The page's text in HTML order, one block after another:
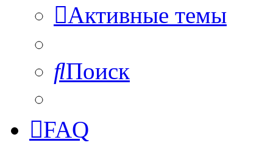
Активные темы
Поиск
FAQ